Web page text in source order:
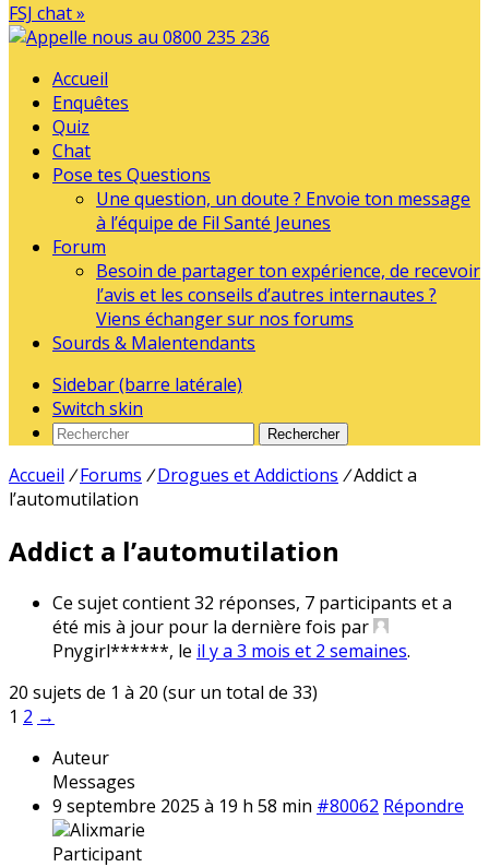
FSJ chat »
Accueil
Enquêtes
Quiz
Chat
Pose tes Questions
Une question, un doute ? Envoie ton message
à l’équipe de Fil Santé Jeunes
Forum
Besoin de partager ton expérience, de recevoir
l’avis et les conseils d’autres internautes ?
Viens échanger sur nos forums
Sourds & Malentendants
Sidebar (barre latérale)
Switch skin
Rechercher
Accueil / Forums / Drogues et Addictions /Addict a
l’automutilation
Addict a l’automutilation
Ce sujet contient 32 réponses, 7 participants et a
été mis à jour pour la dernière fois par
Pnygirl******, le il y a 3 mois et 2 semaines.
20 sujets de 1 à 20 (sur un total de 33)
1 2 →
Auteur
Messages
9 septembre 2025 à 19 h 58 min #80062 Répondre
Alixmarie
Participant